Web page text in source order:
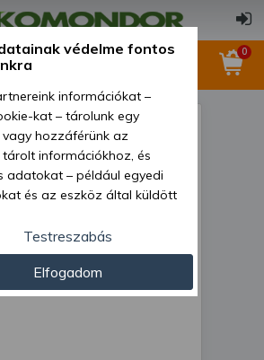
0
140 cm-es, japán
és rögtörővel,
SKO-140
védelme fontos
információkat –
kat – tárolunk egy
hozzáférünk az
információkhoz, és
adatokat – például egyedi
és az eszköz által küldött
szabott hirdetések és
hirdetés- és
nézettségi adatok
valamint termékek
Testreszabás
Elfogadom